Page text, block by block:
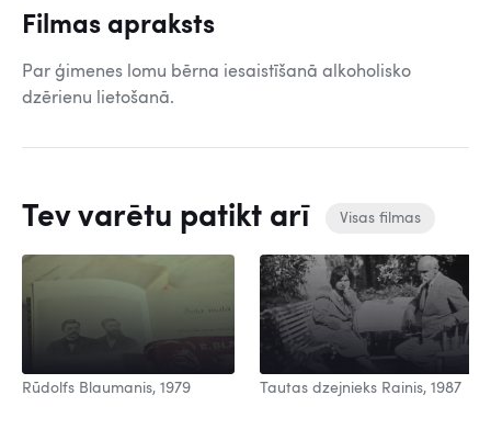
Filmas apraksts
Par ģimenes lomu bērna iesaistīšanā alkoholisko
dzērienu lietošanā.
Tev varētu patikt arī Visas filmas
Rūdolfs Blaumanis, 1979 Tautas dzejnieks Rainis, 1987